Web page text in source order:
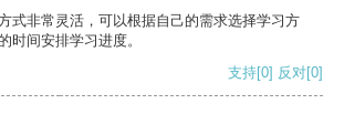
式非常灵活，可以根据自己的需求选择学习方
时间安排学习进度。
支持[0] 反对[0]